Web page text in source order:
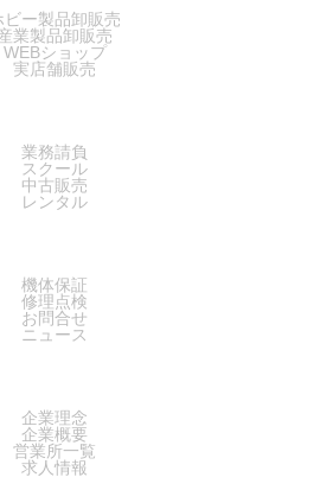
ビー製品卸販売
業製品卸販売
WEBショップ
実店舗販売
業務請負
スクール
中古販売
レンタル
機体保証
修理点検
お問合せ
ニュース
企業理念
企業概要
営業所一覧
求人情報